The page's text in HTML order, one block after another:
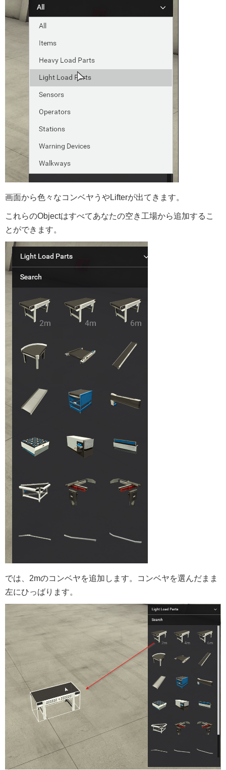
画面から色々なコンベヤうやLifterが出てきます。
これらのObjectはすべてあなたの空き工場から追加するこ
とができます。
では、2mのコンベヤを追加します。コンベヤを選んだまま
左にひっばります。